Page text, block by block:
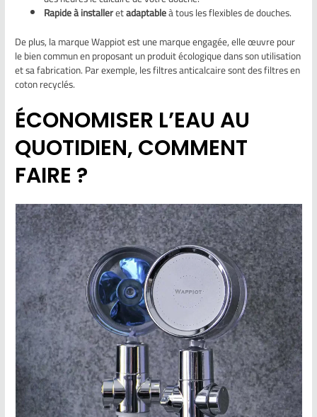
Rapide à installeretadaptableà tous les flexibles de douches.
De plus, la marque Wappiot est une marque engagée, elle œuvre pour
le bien commun en proposant un produit écologique dans son utilisation
et sa fabrication. Par exemple, les filtres anticalcaire sont des filtres en
coton recyclés.
ÉCONOMISER L’EAU AU
QUOTIDIEN, COMMENT
FAIRE ?